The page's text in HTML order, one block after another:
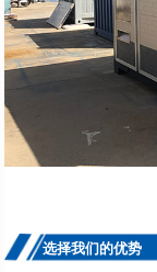
选择我们的优势